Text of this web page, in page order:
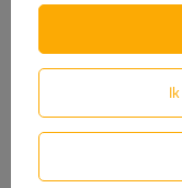
De inhoud van
Voeg je